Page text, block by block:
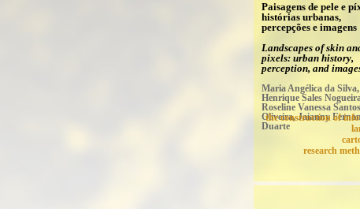
Paisagens de pele e
histórias urbanas,
percepções e imagens
Landscapes of skin
pixels: urban history,
perception, and
Maria Angélica da
Henrique Sales
Roseline Vanessa Santos
Oliveira, Jaianny
Duarte
the construction of
research